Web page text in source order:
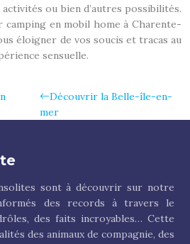
ou bien d’autres possibilités.
en mobil home à Charente-
éloigner de vos soucis et tracas au
sensuelle.
Découvrir la Belle-île-en-
mer
sont à découvrir sur notre
des records à travers le
des faits incroyables… Cette
des animaux de compagnie, des